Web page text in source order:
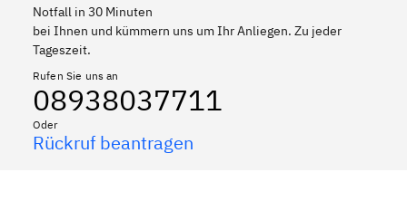
Notfall in 30 Minuten
bei Ihnen und kümmern uns um Ihr Anliegen. Zu jeder
Tageszeit.
Rufen Sie uns an
08938037711
Oder
Rückruf beantragen